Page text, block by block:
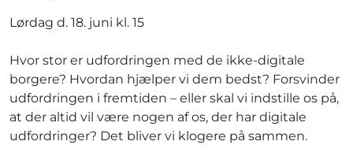
Lørdag d. 18. juni kl. 15
Hvor stor er udfordringen med de ikke-digitale
borgere? Hvordan hjælper vi dem bedst? Forsvinder
udfordringen i fremtiden – eller skal vi indstille os på,
at der altid vil være nogen af os, der har digitale
udfordringer? Det bliver vi klogere på sammen.